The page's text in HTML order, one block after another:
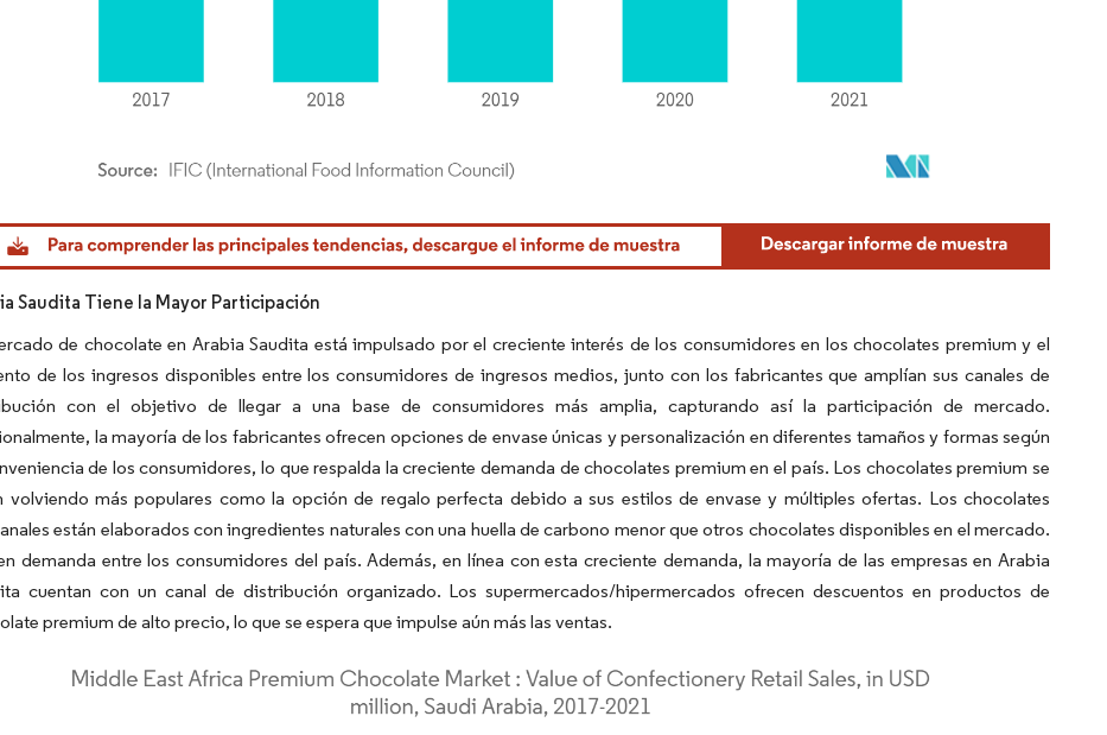
© Mordor Intelligence. El uso requiere atribución según CC BY 4.0.
Saudita Tiene la Mayor Participación
de chocolate en Arabia Saudita está impulsado por el creciente interés de los consumidores en los chocolates premium y el
de los ingresos disponibles entre los consumidores de ingresos medios, junto con los fabricantes que amplían sus canales de
con el objetivo de llegar a una base de consumidores más amplia, capturando así la participación de mercado.
la mayoría de los fabricantes ofrecen opciones de envase únicas y personalización en diferentes tamaños y formas según
de los consumidores, lo que respalda la creciente demanda de chocolates premium en el país. Los chocolates premium se
volviendo más populares como la opción de regalo perfecta debido a sus estilos de envase y múltiples ofertas. Los chocolates
están elaborados con ingredientes naturales con una huella de carbono menor que otros chocolates disponibles en el mercado.
demanda entre los consumidores del país. Además, en línea con esta creciente demanda, la mayoría de las empresas en Arabia
cuentan con un canal de distribución organizado. Los supermercados/hipermercados ofrecen descuentos en productos de
premium de alto precio, lo que se espera que impulse aún más las ventas.